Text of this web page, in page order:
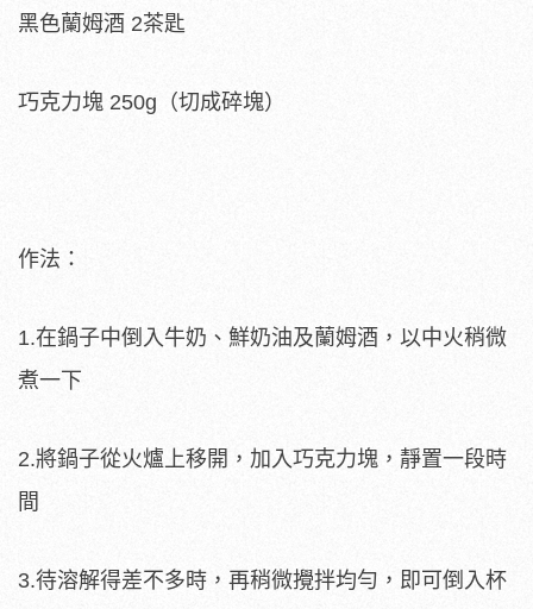
黑色蘭姆酒 2茶匙
巧克力塊 250g（切成碎塊）
作法：
1.在鍋子中倒入牛奶、鮮奶油及蘭姆酒，以中火稍微
煮一下
2.將鍋子從火爐上移開，加入巧克力塊，靜置一段時
間
3.待溶解得差不多時，再稍微攪拌均勻，即可倒入杯